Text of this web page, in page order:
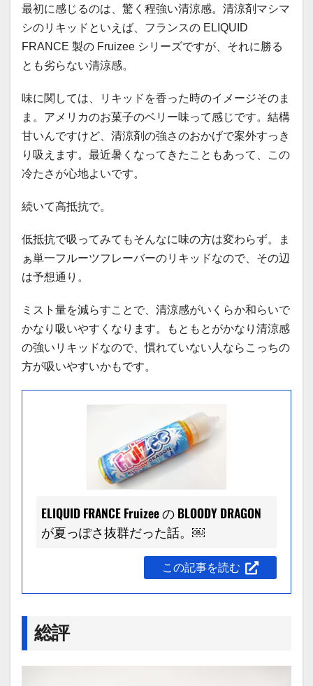
最初に感じるのは、驚く程強い清涼感。清涼剤マシマ
シのリキッドといえば、フランスの ELIQUID
FRANCE 製の Fruizee シリーズですが、それに勝る
とも劣らない清涼感。
味に関しては、リキッドを香った時のイメージそのま
ま。アメリカのお菓子のベリー味って感じです。結構
甘いんですけど、清涼剤の強さのおかげで案外すっき
り吸えます。最近暑くなってきたこともあって、この
冷たさが心地よいです。
続いて高抵抗で。
低抵抗で吸ってみてもそんなに味の方は変わらず。ま
ぁ単一フルーツフレーバーのリキッドなので、その辺
は予想通り。
ミスト量を減らすことで、清涼感がいくらか和らいで
かなり吸いやすくなります。もともとがかなり清涼感
の強いリキッドなので、慣れていない人ならこっちの
方が吸いやすいかもです。
ELIQUID FRANCE Fruizee の BLOODY DRAGON
が夏っぽさ抜群だった話。￼
この記事を読む
総評